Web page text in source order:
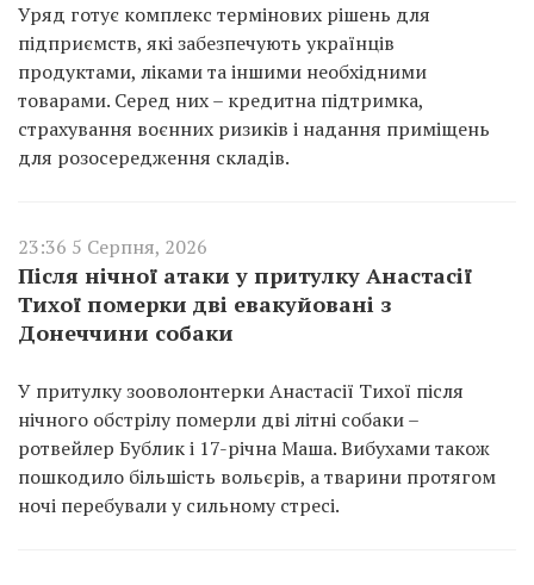
Уряд готує комплекс термінових рішень для
підприємств, які забезпечують українців
продуктами, ліками та іншими необхідними
товарами. Серед них – кредитна підтримка,
страхування воєнних ризиків і надання приміщень
для розосередження складів.
23:36 5 Серпня, 2026
Після нічної атаки у притулку Анастасії
Тихої померки дві евакуйовані з
Донеччини собаки
У притулку зооволонтерки Анастасії Тихої після
нічного обстрілу померли дві літні собаки –
ротвейлер Бублик і 17-річна Маша. Вибухами також
пошкодило більшість вольєрів, а тварини протягом
ночі перебували у сильному стресі.